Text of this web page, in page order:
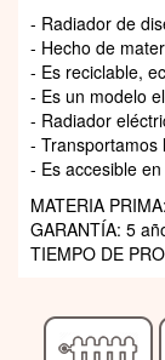
- Radiador de
- Hecho de
- Es reciclable,
- Es un modelo
- Radiador
- Transportamos
- Es accesible
MATERIA
GARANTÍA: 5
TIEMPO DE